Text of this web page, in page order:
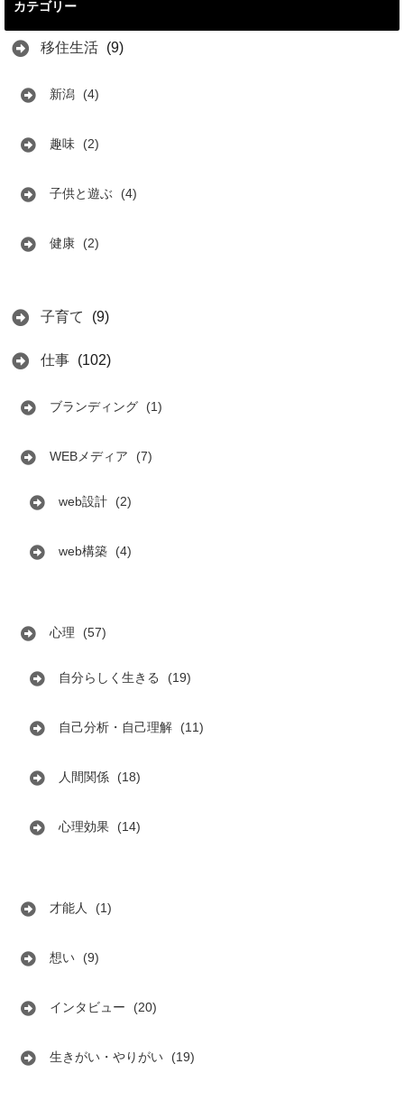
カテゴリー
移住生活 (9)
新潟 (4)
趣味 (2)
子供と遊ぶ (4)
健康 (2)
子育て (9)
仕事 (102)
ブランディング (1)
WEBメディア (7)
web設計 (2)
web構築 (4)
心理 (57)
自分らしく生きる (19)
自己分析・自己理解 (11)
人間関係 (18)
心理効果 (14)
才能人 (1)
想い (9)
インタビュー (20)
生きがい・やりがい (19)